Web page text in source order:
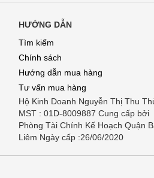
HƯỚNG DẪN
Tìm kiếm
Chính sách
Hướng dẫn mua hàng
Tư vấn mua hàng
Hộ Kinh Doanh Nguyễn Thị Thu
MST : 01D-8009887 Cung cấp bởi
Phòng Tài Chính Kế Hoạch Quận
Liêm Ngày cấp :26/06/2020